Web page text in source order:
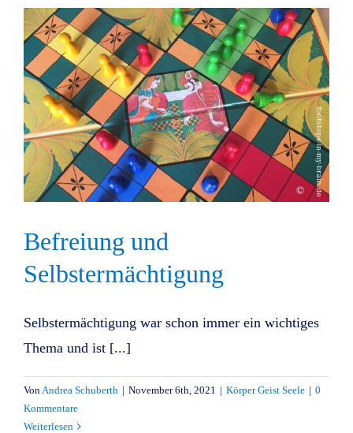
Befreiung und
Selbstermächtigung
Selbstermächtigung war schon immer ein wichtiges
Thema und ist [...]
Von Andrea Schuberth | November 6th, 2021 | Körper Geist Seele | 0
Kommentare
Weiterlesen